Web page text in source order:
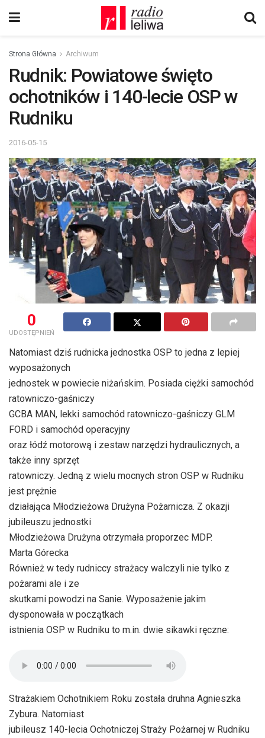
Strona Główna Archiwum
Rudnik: Powiatowe święto
ochotników i 140-lecie OSP w
Rudniku
2016-05-15
0
UDOSTĘPNIEŃ
Natomiast dziś rudnicka jednostka OSP to jedna z lepiej
wyposażonych
jednostek w powiecie niżańskim. Posiada ciężki samochód
ratowniczo-gaśniczy
GCBA MAN, lekki samochód ratowniczo-gaśniczy GLM
FORD i samochód operacyjny
oraz łódź motorową i zestaw narzędzi hydraulicznych, a
także inny sprzęt
ratowniczy. Jedną z wielu mocnych stron OSP w Rudniku
jest prężnie
działająca Młodzieżowa Drużyna Pożarnicza. Z okazji
jubileuszu jednostki
Młodzieżowa Drużyna otrzymała proporzec MDP.
Marta Górecka
Również w tedy rudniccy strażacy walczyli nie tylko z
pożarami ale i ze
skutkami powodzi na Sanie. Wyposażenie jakim
dysponowała w początkach
istnienia OSP w Rudniku to m.in. dwie sikawki ręczne:
Strażakiem Ochotnikiem Roku została druhna Agnieszka
Zybura. Natomiast
jubileusz 140-lecia Ochotniczej Straży Pożarnej w Rudniku